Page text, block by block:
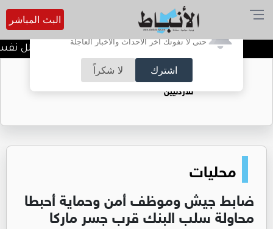
أترغب في تفعيل الإشعارات؟
حتى لا تفوتك آخر الأحداث والأخبار العاجلة
اشترك لا شكراً
البث المباشر
الضحك وقت الأزمات.. خلل نفسي
حقل الريشة حين يتحول الغاز إلى فرص عمل
للأردنيين
محليات
ضابط جيش وموظف أمن وحماية أحبطا
محاولة سلب البنك قرب جسر ماركا